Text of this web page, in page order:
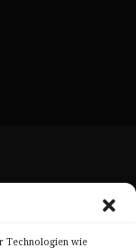
Technologien wie